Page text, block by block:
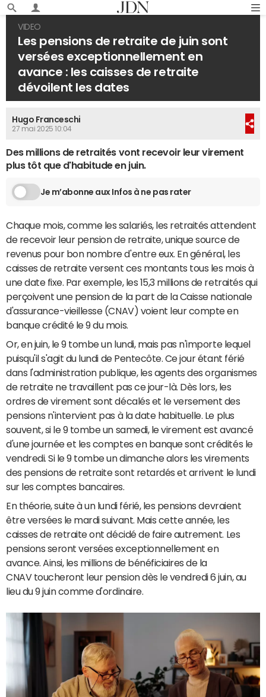
VIDEO
Les pensions de retraite de juin sont
versées exceptionnellement en
avance : les caisses de retraite
dévoilent les dates
Hugo Franceschi
27 mai 2025 10:04
Des millions de retraités vont recevoir leur virement
plus tôt que d'habitude en juin.
Je m’abonne aux Infos à ne pas rater
Chaque mois, comme les salariés, les retraités attendent
de recevoir leur pension de retraite, unique source de
revenus pour bon nombre d'entre eux. En général, les
caisses de retraite versent ces montants tous les mois à
une date fixe. Par exemple, les 15,3 millions de retraités qui
perçoivent une pension de la part de la Caisse nationale
d'assurance-vieillesse (CNAV) voient leur compte en
banque crédité le 9 du mois.
Or, en juin, le 9 tombe un lundi, mais pas n'importe lequel
puisqu'il s'agit du lundi de Pentecôte. Ce jour étant férié
dans l'administration publique, les agents des organismes
de retraite ne travaillent pas ce jour-là. Dès lors, les
ordres de virement sont décalés et le versement des
pensions n'intervient pas à la date habituelle. Le plus
souvent, si le 9 tombe un samedi, le virement est avancé
d'une journée et les comptes en banque sont crédités le
vendredi. Si le 9 tombe un dimanche alors les virements
des pensions de retraite sont retardés et arrivent le lundi
sur les comptes bancaires.
En théorie, suite à un lundi férié, les pensions devraient
être versées le mardi suivant. Mais cette année, les
caisses de retraite ont décidé de faire autrement. Les
pensions seront versées exceptionnellement en
avance. Ainsi, les millions de bénéficiaires de la
CNAV toucheront leur pension dès le vendredi 6 juin, au
lieu du 9 juin comme d'ordinaire.